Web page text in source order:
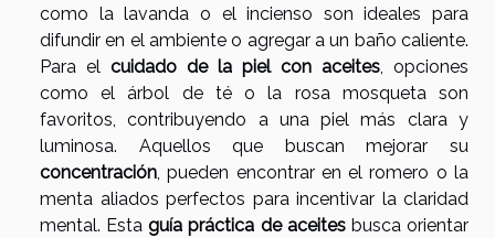
como la lavanda o el incienso son ideales para
difundir en el ambiente o agregar a un baño caliente.
Para el cuidado de la piel con aceites, opciones
como el árbol de té o la rosa mosqueta son
favoritos, contribuyendo a una piel más clara y
luminosa. Aquellos que buscan mejorar su
concentración, pueden encontrar en el romero o la
menta aliados perfectos para incentivar la claridad
mental. Estaguía práctica de aceitesbusca orientar